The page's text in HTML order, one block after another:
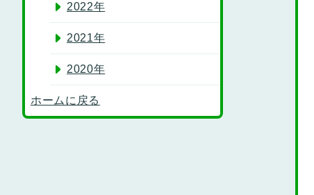
2022年
2021年
2020年
ホームに戻る